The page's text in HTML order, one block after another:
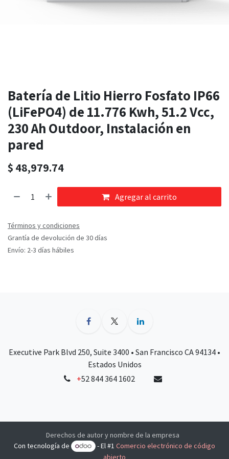
Batería de Litio Hierro Fosfato IP66
(LiFePO4) de 11.776 Kwh, 51.2 Vcc,
230 Ah Outdoor, Instalación en
pared
$ 48,979.74
Agregar al carrito
Términos y condiciones
Grantía de devolución de 30 días
Envío: 2-3 días hábiles
Executive Park Blvd 250, Suite 3400 • San Francisco CA 94134 •
Estados Unidos
+52 844 364 1602
Derechos de autor y nombre de la empresa
Con tecnología de
- El #1Comercio electrónico de código
abierto